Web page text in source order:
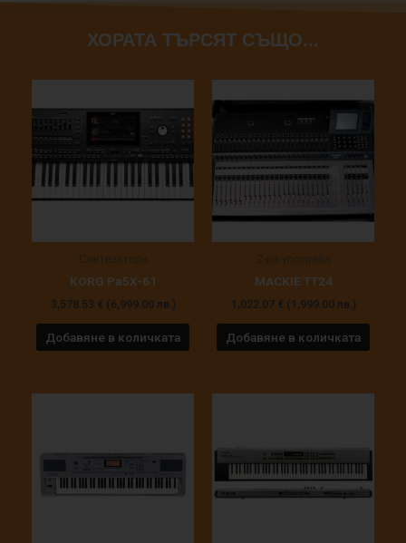
ХОРАТА ТЪРСЯТ СЪЩО...
KORG Pa5X-61
3,578.53 € (6,999.00 лв.)
Добавяне в количката
MACKIE TT24
1,022.07 € (1,999.00 лв.)
Добавяне в количката